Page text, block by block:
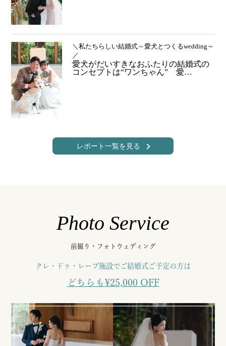
＼私たちらしい結婚式～愛犬とつくるwedding～
／
愛犬がだいすきなおふたりの結婚式の
コンセプトは“ワンちゃん” 愛…
レポート一覧を見る
Photo Service
前撮り・フォトウェディング
クレ・ドゥ・レーブ施設でご結婚式ご予定の方は
どちらも¥25,000 OFF